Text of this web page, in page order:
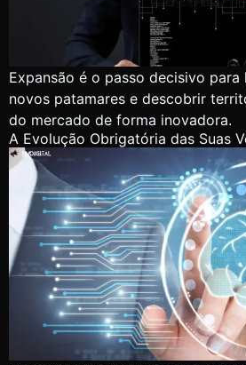
Expansão é o passo decisivo para
novos patamares e descobrir
do mercado de forma inovadora.
A Evolução Obrigatória das Suas